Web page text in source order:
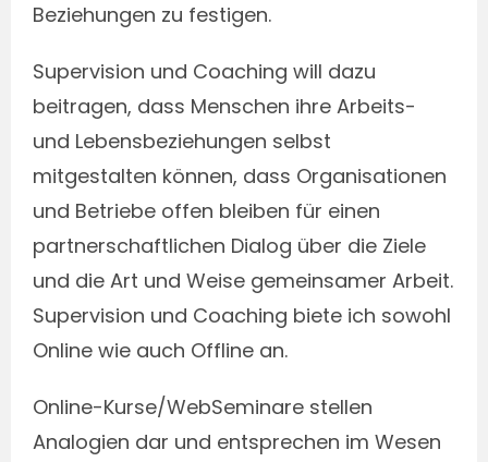
Beziehungen zu festigen.
Supervision und Coaching will dazu
beitragen, dass Menschen ihre Arbeits-
und Lebensbeziehungen selbst
mitgestalten können, dass Organisationen
und Betriebe offen bleiben für einen
partnerschaftlichen Dialog über die Ziele
und die Art und Weise gemeinsamer Arbeit.
Supervision und Coaching biete ich sowohl
Online wie auch Offline an.
Online-Kurse/WebSeminare stellen
Analogien dar und entsprechen im Wesen